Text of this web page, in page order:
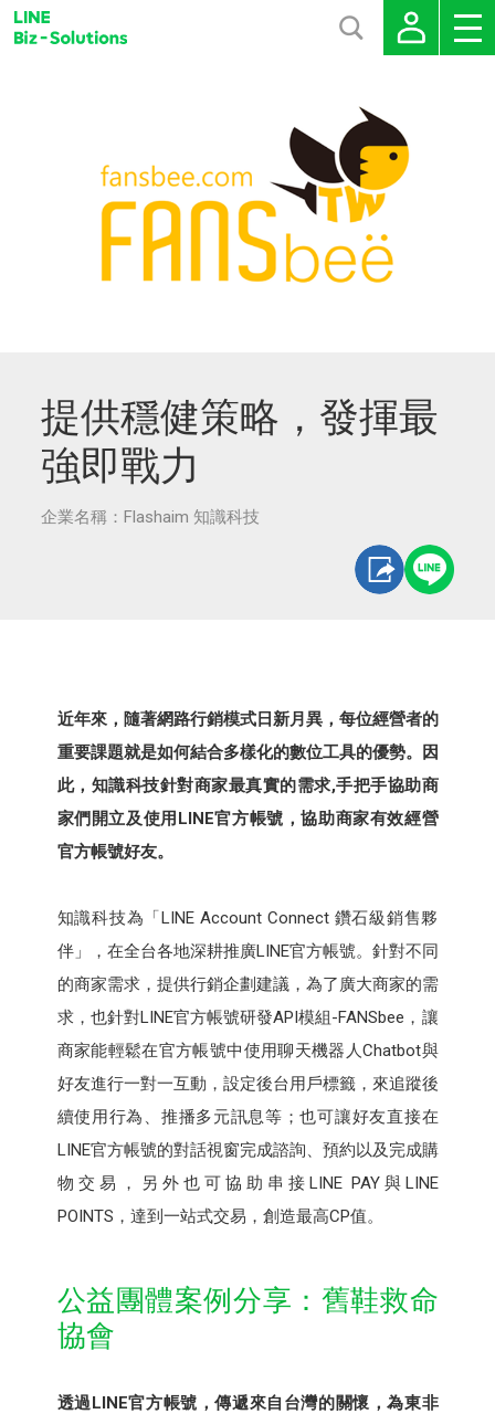
提供穩健策略，發揮最
強即戰力
企業名稱：Flashaim 知識科技
近年來，隨著網路行銷模式日新月異，每位經營者的
重要課題就是如何結合多樣化的數位工具的優勢。因
此，知識科技針對商家最真實的需求,手把手協助商
家們開立及使用LINE官方帳號，協助商家有效經營
官方帳號好友。
知識科技為「LINE Account Connect 鑽石級銷售夥
伴」，在全台各地深耕推廣LINE官方帳號。針對不同
的商家需求，提供行銷企劃建議，為了廣大商家的需
求，也針對LINE官方帳號研發API模組-FANSbee，讓
商家能輕鬆在官方帳號中使用聊天機器人Chatbot與
好友進行一對一互動，設定後台用戶標籤，來追蹤後
續使用行為、推播多元訊息等；也可讓好友直接在
LINE官方帳號的對話視窗完成諮詢、預約以及完成購
物交易，另外也可協助串接LINE PAY與LINE
POINTS，達到一站式交易，創造最高CP值。
公益團體案例分享：舊鞋救命
協會
透過LINE官方帳號，傳遞來自台灣的關懷，為東非